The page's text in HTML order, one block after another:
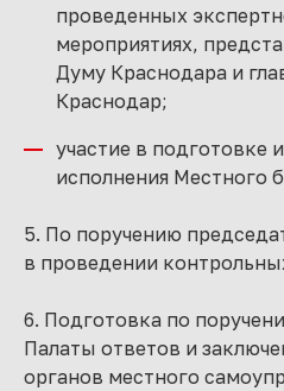
проведенных
мероприятиях,
Думу Краснодара и
Краснодар;
участие в подготовке
исполнения Местного
5. По поручению
в проведении
6. Подготовка по
Палаты ответов и
органов местного